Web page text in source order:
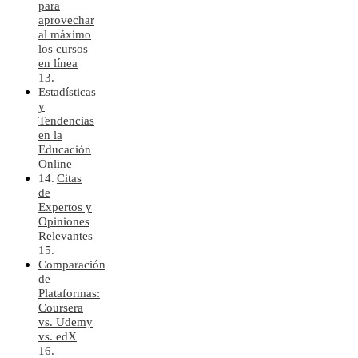
para
aprovechar
al máximo
los cursos
en línea
Estadísticas
y
Tendencias
en la
Educación
Online
Citas
de
Expertos y
Opiniones
Relevantes
Comparación
de
Plataformas:
Coursera
vs. Udemy
vs. edX